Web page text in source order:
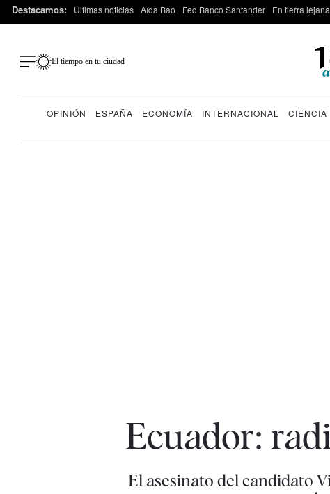
Destacamos: Últimas noticias Aída Bao Fed Banco Santander En tierra lejana
El tiempo en tu ciudad
OPINIÓN ESPAÑA ECONOMÍA INTERNACIONAL CIENCIA
Ecuador:
El asesinato del candidato